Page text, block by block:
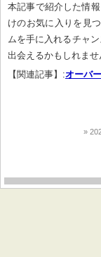
本記事で紹介した情
けのお気に入りを見
ムを手に入れるチャ
出会えるかもしれませ
【関連記事】:オーバ